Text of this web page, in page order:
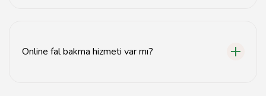
Online fal bakma hizmeti var mı?